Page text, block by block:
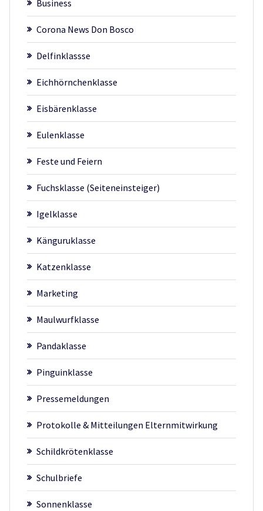
Business
Corona News Don Bosco
Delfinklassse
Eichhörnchenklasse
Eisbärenklasse
Eulenklasse
Feste und Feiern
Fuchsklasse (Seiteneinsteiger)
Igelklasse
Känguruklasse
Katzenklasse
Marketing
Maulwurfklasse
Pandaklasse
Pinguinklasse
Pressemeldungen
Protokolle & Mitteilungen Elternmitwirkung
Schildkrötenklasse
Schulbriefe
Sonnenklasse